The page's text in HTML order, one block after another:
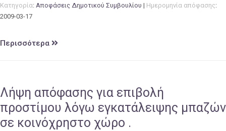
Κατηγορία: Αποφάσεις Δημοτικού Συμβουλίου | Ημερομηνία απόφασης:
2009-03-17
Περισσότερα
Λήψη απόφασης για επιβολή
προστίμου λόγω εγκατάλειψης μπαζών
σε κοινόχρηστο χώρο .